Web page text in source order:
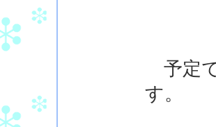
予定
す。